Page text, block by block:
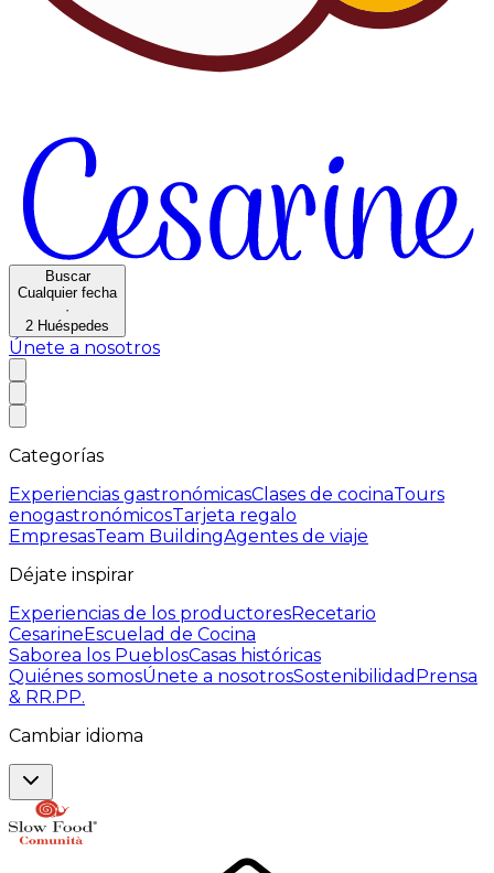
Buscar
Cualquier fecha
·
2 Huéspedes
Únete a nosotros
Categorías
Experiencias gastronómicasClases de cocinaTours
enogastronómicosTarjeta regalo
EmpresasTeam BuildingAgentes de viaje
Déjate inspirar
Experiencias de los productoresRecetario
CesarineEscuelad de Cocina
Saborea los PueblosCasas históricas
Quiénes somosÚnete a nosotrosSostenibilidad Prensa
& RR.PP.
Cambiar idioma